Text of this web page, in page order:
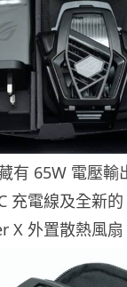
有 65W 電壓輸
充電線及全新
X 外置散熱風扇